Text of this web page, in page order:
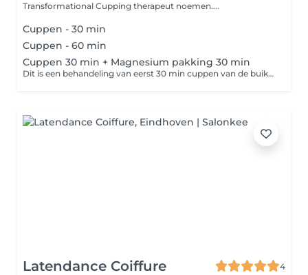
Transformational Cupping therapeut noemen....
Cuppen - 30 min
Cuppen - 60 min
Cuppen 30 min + Magnesium pakking 30 min
Dit is een behandeling van eerst 30 min cuppen van de buik en daarna ga je 30 min in de magnesium pakking. Neem een extra set ondergoed mee of extra badkleding. Door de pakking ga je heel erg zweten wat ook de bedoeling is. Neem ook een extra handdoek mee voor na de behandeling. BELANGRIJK om voor de behandeling extra water te drinken maar ook na de behandeling.
Latendance Coiffure
4